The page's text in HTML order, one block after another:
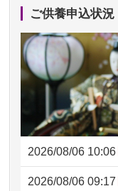
ご供養申込状況
2026/08/06 10:06
2026/08/06 09:17